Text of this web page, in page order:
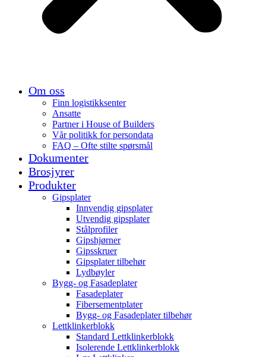
Om oss
Finn logistikksenter
Ansatte
Partner i House of Builders
Vår politikk for persondata
FAQ – Ofte stilte spørsmål
Dokumenter
Brosjyrer
Produkter
Gipsplater
Innvendig gipsplater
Utvendig gipsplater
Stålprofiler
Gipshjørner
Gipsskruer
Gipsplater tilbehør
Lydbøyler
Bygg- og Fasadeplater
Fasadeplater
Fibersementplater
Bygg- og Fasadeplater tilbehør
Lettklinkerblokk
Standard Lettklinkerblokk
Isolerende Lettklinkerblokk